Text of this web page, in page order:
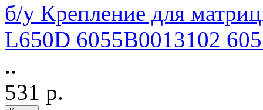
б/у Крепление для
L650D 6055B0013102
..
531 р.